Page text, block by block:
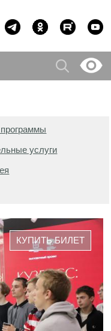
услуги
КУПИТЬ БИЛЕТ